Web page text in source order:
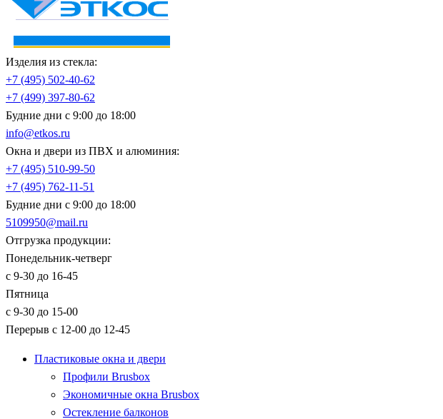
Изделия из стекла:
+7 (495) 502-40-62
+7 (499) 397-80-62
Будние дни с 9:00 до 18:00
info@etkos.ru
Окна и двери из ПВХ и алюминия:
+7 (495) 510-99-50
+7 (495) 762-11-51
Будние дни с 9:00 до 18:00
5109950@mail.ru
Отгрузка продукции:
Понедельник-четверг
с 9-30 до 16-45
Пятница
с 9-30 до 15-00
Перерыв с 12-00 до 12-45
Пластиковые окна и двери
Профили Brusbox
Экономичные окна Brusbox
Остекление балконов